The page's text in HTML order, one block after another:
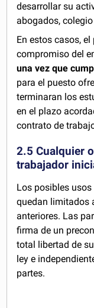
desarrollar su
abogados,
En estos casos,
compromiso del
una vez que
para el puesto
terminaran los
en el plazo
contrato de
2.5 Cualquier
trabajador
Los posibles
quedan limitados
anteriores. Las
firma de un
total libertad de
ley e
partes.